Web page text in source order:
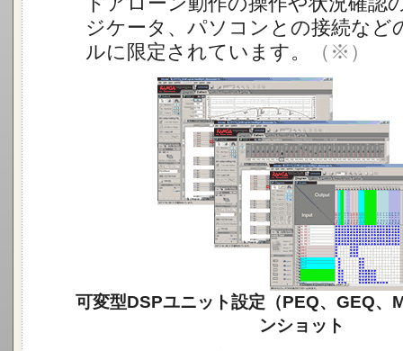
ジケータ、パソコンとの接続など
ルに限定されています。
（※）
可変型DSPユニット設定（PEQ、GEQ、
ンショット